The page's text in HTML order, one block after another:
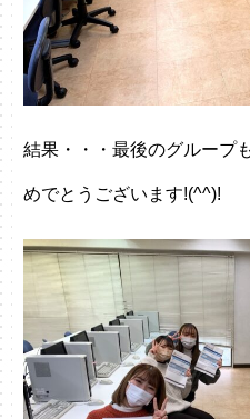
結果・・・最後のグループ
めでとうございます!(^^)!